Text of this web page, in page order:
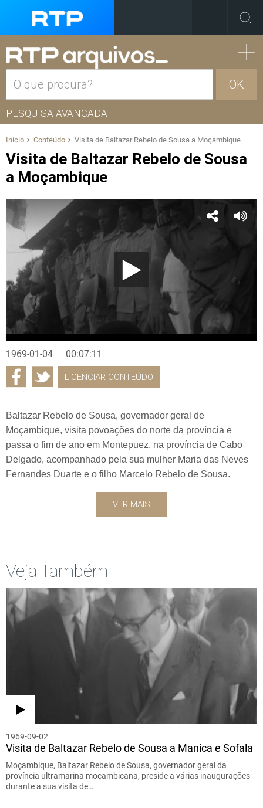
OK
PESQUISA AVANÇADA
Início Conteúdo Visita de Baltazar Rebelo de Sousa a Moçambique
Visita de Baltazar Rebelo de Sousa
a Moçambique
1969-01-04 00:07:11
LICENCIAR CONTEÚDO
Baltazar Rebelo de Sousa, governador geral de
Moçambique, visita povoações do norte da província e
passa o fim de ano em Montepuez, na província de Cabo
Delgado, acompanhado pela sua mulher Maria das Neves
Fernandes Duarte e o filho Marcelo Rebelo de Sousa.
VER MAIS
Veja Também
1969-09-02
Visita de Baltazar Rebelo de Sousa a Manica e Sofala
Moçambique, Baltazar Rebelo de Sousa, governador geral da
província ultramarina moçambicana, preside a várias inaugurações
durante a sua visita de…